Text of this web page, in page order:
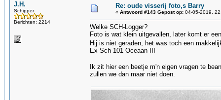
J.H.
Schipper
Berichten: 2214
Re: oude visserij foto,s Barry
« Antwoord #143 Gepost op: 04-05-2019,
Welke SCH-Logger?
Foto is wat klein uitgevallen, later komt er
Hij is niet geraden, het was toch een
Ex Sch-101-Oceaan III
Ik zit hier een beetje m'n eigen vragen te
zullen we dan maar niet doen.